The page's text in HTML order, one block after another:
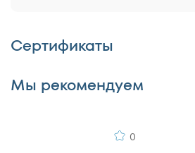
150x186
150x195
Достоинства
Сертификаты
Мы рекомендуем
0